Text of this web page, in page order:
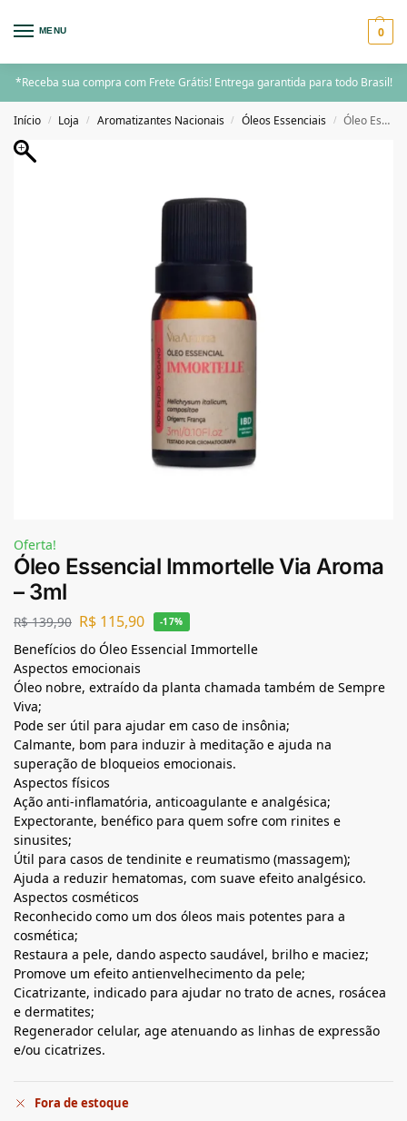
MENU 0
*Receba sua compra com Frete Grátis! Entrega garantida para todo Brasil!
Início / Loja / Aromatizantes Nacionais / Óleos Essenciais / Óleo Essencial Immortelle Via Aroma – 3ml
Oferta!
Óleo Essencial Immortelle Via Aroma
– 3ml
R$139,90 R$ 115,90 -17%
Benefícios do Óleo Essencial Immortelle
Aspectos emocionais
Óleo nobre, extraído da planta chamada também de Sempre
Viva;
Pode ser útil para ajudar em caso de insônia;
Calmante, bom para induzir à meditação e ajuda na
superação de bloqueios emocionais.
Aspectos físicos
Ação anti-inflamatória, anticoagulante e analgésica;
Expectorante, benéfico para quem sofre com rinites e
sinusites;
Útil para casos de tendinite e reumatismo (massagem);
Ajuda a reduzir hematomas, com suave efeito analgésico.
Aspectos cosméticos
Reconhecido como um dos óleos mais potentes para a
cosmética;
Restaura a pele, dando aspecto saudável, brilho e maciez;
Promove um efeito antienvelhecimento da pele;
Cicatrizante, indicado para ajudar no trato de acnes, rosácea
e dermatites;
Regenerador celular, age atenuando as linhas de expressão
e/ou cicatrizes.
Fora de estoque